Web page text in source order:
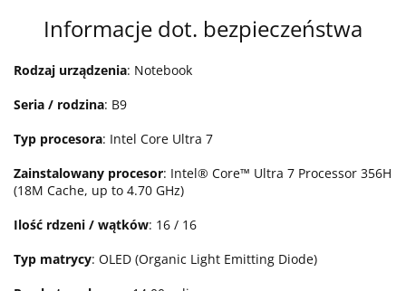
Informacje dot. bezpieczeństwa
Rodzaj urządzenia: Notebook
Seria / rodzina: B9
Typ procesora: Intel Core Ultra 7
Zainstalowany procesor: Intel® Core™ Ultra 7 Processor 356H
(18M Cache, up to 4.70 GHz)
Ilość rdzeni / wątków: 16 / 16
Typ matrycy: OLED (Organic Light Emitting Diode)